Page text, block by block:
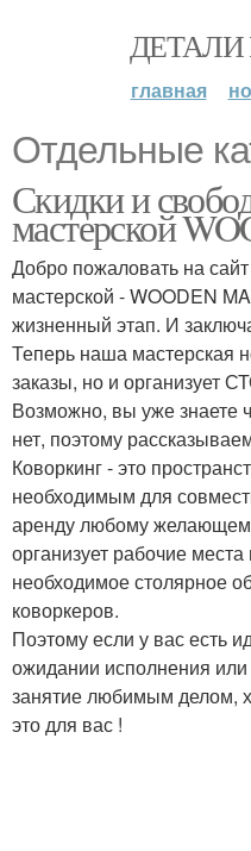
ДЕТАЛИ
главная
Отдельные
Скидки и
мастерской
Добро пожаловать на
мастерской - WOODEN
жизненный этап. И
Теперь наша мастерская
заказы, но и
Возможно, вы уже знаете
нет, поэтому
Коворкинг - это
необходимым для
аренду любому
организует рабочие
необходимое столярное
коворкеров.
Поэтому если у вас есть
ожидании исполнения
занятие любимым делом,
это для вас !